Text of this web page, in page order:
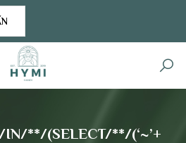
**/(SELECT/**/(‘~’+